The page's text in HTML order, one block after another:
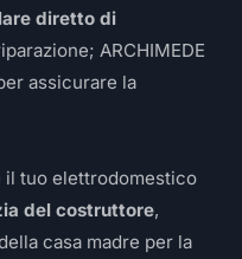
diretto di
ARCHIMEDE
assicurare la
il tuo elettrodomestico
del costruttore,
casa madre per la